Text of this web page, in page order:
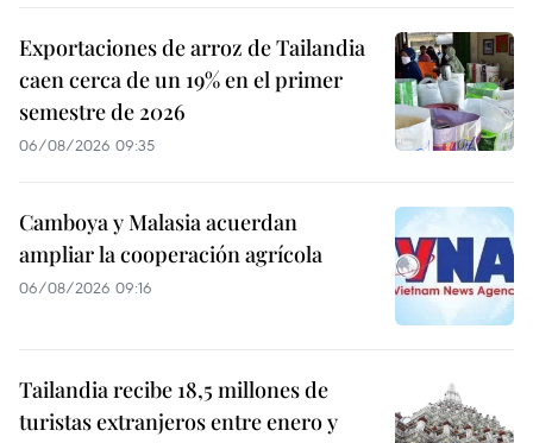
Exportaciones de arroz de Tailandia
caen cerca de un 19% en el primer
semestre de 2026
06/08/2026 09:35
Camboya y Malasia acuerdan
ampliar la cooperación agrícola
06/08/2026 09:16
Tailandia recibe 18,5 millones de
turistas extranjeros entre enero y